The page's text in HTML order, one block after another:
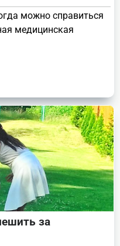
можно справиться
медицинская
за